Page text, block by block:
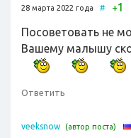
28 марта 2022 года # +1
Посоветовать не
Вашему малышу
Ответить
veeksnow (автор поста)